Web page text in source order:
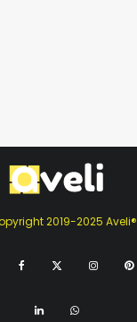
2019-2025 Aveli®